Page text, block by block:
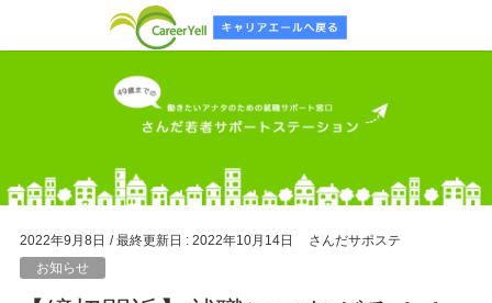
2022年9月8日 / 最終更新日 : 2022年10月14日
さんだサポステ
お知らせ